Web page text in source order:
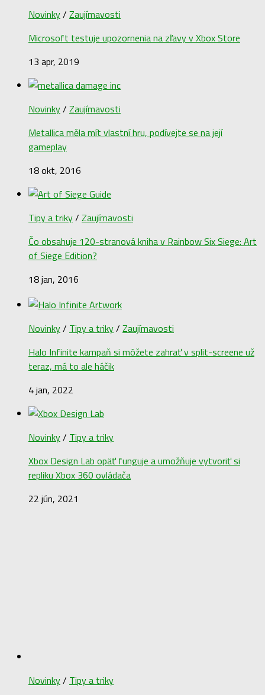
Novinky/ Zaujímavosti
Microsoft testuje upozornenia na zľavy v Xbox Store
13 apr, 2019
Novinky/ Zaujímavosti
Metallica měla mít vlastní hru, podívejte se na její
gameplay
18 okt, 2016
Tipy a triky/ Zaujímavosti
Čo obsahuje 120-stranová kniha v Rainbow Six Siege: Art
of Siege Edition?
18 jan, 2016
Novinky/ Tipy a triky/ Zaujímavosti
Halo Infinite kampaň si môžete zahrať v split-screene už
teraz, má to ale háčik
4 jan, 2022
Novinky/ Tipy a triky
Xbox Design Lab opäť funguje a umožňuje vytvoriť si
repliku Xbox 360 ovládača
22 jún, 2021
Novinky/ Tipy a triky